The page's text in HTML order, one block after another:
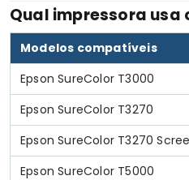
Qual impressora usa
Modelos compatíveis
Epson SureColor T3000
Epson SureColor T3270
Epson SureColor T3270
Epson SureColor T5000